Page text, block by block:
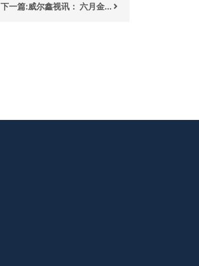
下一篇:威尔鑫视讯： 六月金...